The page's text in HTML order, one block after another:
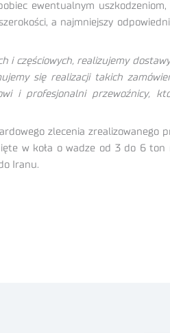
ewentualnym
a najmniejszy
i częściowych, realizujemy
się realizacji takich
i profesjonalni przewoźnicy,
zlecenia zrealizowanego
w koła o wadze od 3 do 6
Iranu.